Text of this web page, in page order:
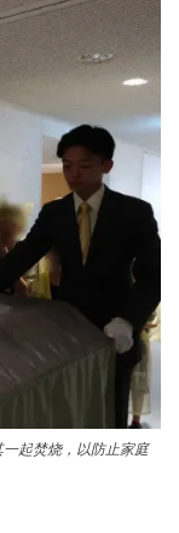
起焚烧，以防止家庭